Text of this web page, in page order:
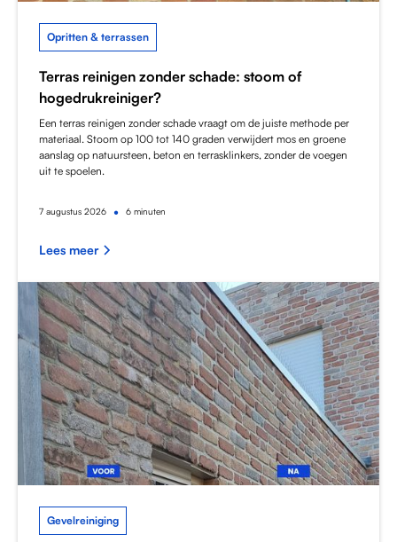
Opritten & terrassen
Terras reinigen zonder schade: stoom of
hogedrukreiniger?
Een terras reinigen zonder schade vraagt om de juiste methode per
materiaal. Stoom op 100 tot 140 graden verwijdert mos en groene
aanslag op natuursteen, beton en terrasklinkers, zonder de voegen
uit te spoelen.
7 augustus 2026 • 6 minuten
Lees meer
Gevelreiniging